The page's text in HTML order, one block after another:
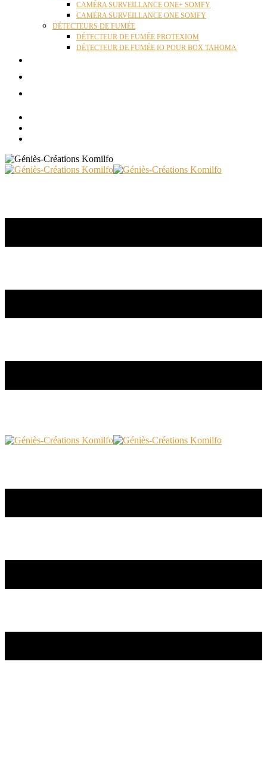
CAMÉRA SURVEILLANCE ONE+ SOMFY
CAMÉRA SURVEILLANCE ONE SOMFY
DÉTECTEURS DE FUMÉE
DÉTECTEUR DE FUMÉE PROTEXIOM
DÉTECTEUR DE FUMÉE IO POUR BOX TAHOMA